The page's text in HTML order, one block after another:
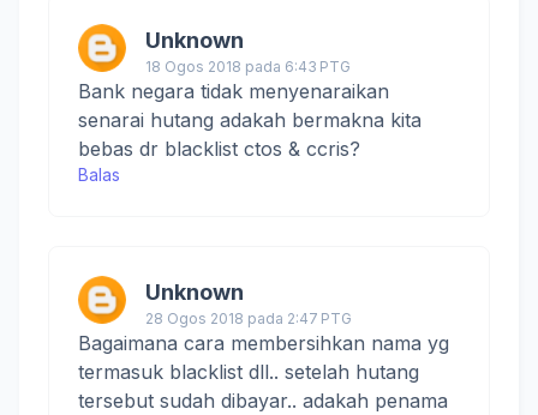
Unknown
18 Ogos 2018 pada 6:43 PTG
Bank negara tidak menyenaraikan
senarai hutang adakah bermakna kita
bebas dr blacklist ctos & ccris?
Balas
Unknown
28 Ogos 2018 pada 2:47 PTG
Bagaimana cara membersihkan nama yg
termasuk blacklist dll.. setelah hutang
tersebut sudah dibayar.. adakah penama